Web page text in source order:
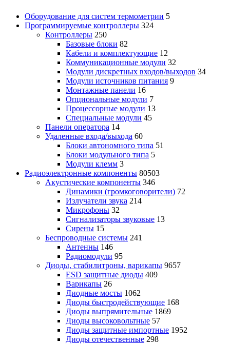
Оборудование для систем термометрии 5
Программируемые контроллеры 324
Контроллеры 250
Базовые блоки 82
Кабели и комплектующие 12
Коммуникационные модули 32
Модули дискретных входов/выходов 34
Модули источников питания 9
Монтажные панели 16
Опциональные модули 7
Процессорные модули 13
Специальные модули 45
Панели оператора 14
Удаленные входа/выхода 60
Блоки автономного типа 51
Блоки модульного типа 5
Модули клемм 3
Радиоэлектронные компоненты 80503
Акустические компоненты 346
Динамики (громкоговорители) 72
Излучатели звука 214
Микрофоны 32
Сигнализаторы звуковые 13
Сирены 15
Беспроводные системы 241
Антенны 146
Радиомодули 95
Диоды, стабилитроны, варикапы 9657
ESD защитные диоды 409
Варикапы 26
Диодные мосты 1062
Диоды быстродействующие 168
Диоды выпрямительные 1869
Диоды высоковольтные 57
Диоды защитные импортные 1952
Диоды отечественные 298